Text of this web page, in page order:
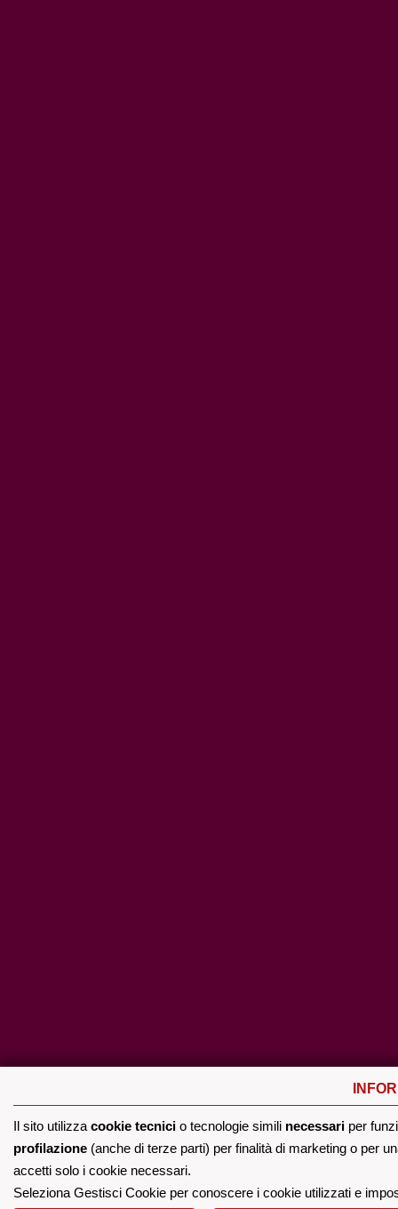
Il sito utilizza cookie tecnici o tecnologie simili necessari per
profilazione (anche di terze parti) per finalità di marketing o per
accetti solo i cookie necessari.
Seleziona Gestisci Cookie per conoscere i cookie utilizzati e